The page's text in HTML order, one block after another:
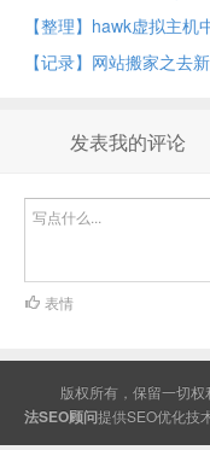
【整理】hawk虚拟主机
发表我的评论
表情
版权所有，保留一切权
法SEO顾问提供SEO优化技